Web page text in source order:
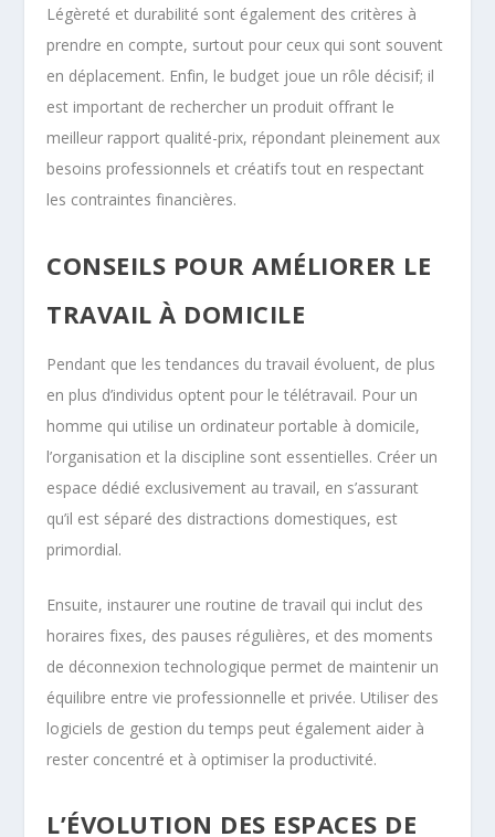
Légèreté et durabilité sont également des critères à
prendre en compte, surtout pour ceux qui sont souvent
en déplacement. Enfin, le budget joue un rôle décisif; il
est important de rechercher un produit offrant le
meilleur rapport qualité-prix, répondant pleinement aux
besoins professionnels et créatifs tout en respectant
les contraintes financières.
CONSEILS POUR AMÉLIORER LE
TRAVAIL À DOMICILE
Pendant que les tendances du travail évoluent, de plus
en plus d’individus optent pour le télétravail. Pour un
homme qui utilise un ordinateur portable à domicile,
l’organisation et la discipline sont essentielles. Créer un
espace dédié exclusivement au travail, en s’assurant
qu’il est séparé des distractions domestiques, est
primordial.
Ensuite, instaurer une routine de travail qui inclut des
horaires fixes, des pauses régulières, et des moments
de déconnexion technologique permet de maintenir un
équilibre entre vie professionnelle et privée. Utiliser des
logiciels de gestion du temps peut également aider à
rester concentré et à optimiser la productivité.
L’ÉVOLUTION DES ESPACES DE